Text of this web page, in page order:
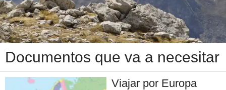
Documentos que va a necesitar
Viajar por Europa